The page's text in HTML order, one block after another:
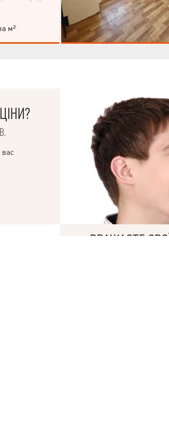
м²
ВВАЖАЄТЕ
2026 Valion real estate. Всі права захищені.